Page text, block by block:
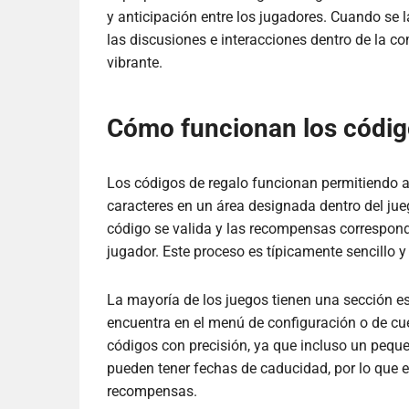
y anticipación entre los jugadores. Cuando se
las discusiones e interacciones dentro de la
vibrante.
Cómo funcionan los
Los códigos de regalo funcionan permitiendo
caracteres en un área designada dentro del
código se valida y las recompensas
jugador. Este proceso es típicamente sencillo
La mayoría de los juegos tienen una sección
encuentra en el menú de configuración o de
códigos con precisión, ya que incluso un
pueden tener fechas de caducidad, por lo que
recompensas.